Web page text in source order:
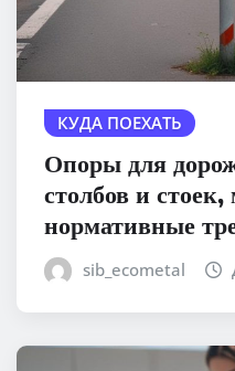
КУДА ПОЕХАТЬ
Опоры для
столбов и
нормативные
sib_ecometal